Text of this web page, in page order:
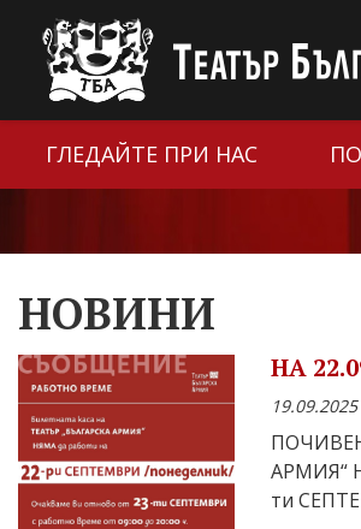
ГЛЕДАЙТЕ ПРИ НАС
НОВИНИ
НА
19.09.2025
АРМИЯ“
ти